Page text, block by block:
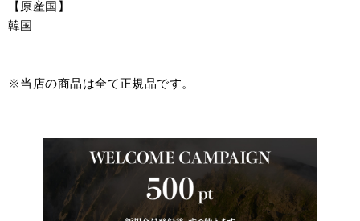
【原産国】
韓国
※当店の商品は全て正規品です。